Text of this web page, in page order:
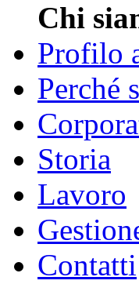
Chi
Profilo
Perché
Storia
Lavoro
Contatti